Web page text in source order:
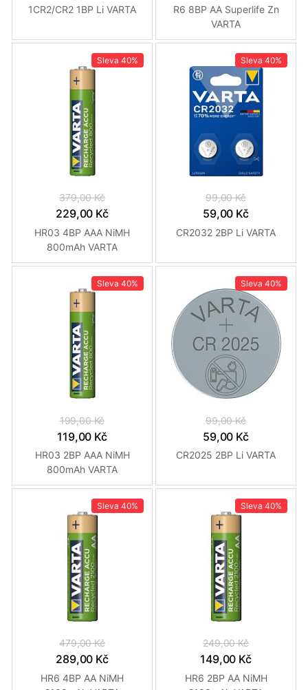
1CR2/CR2 1BP Li VARTA
R6 8BP AA Superlife Zn
VARTA
Sleva 40%
379,00 Kč
229,00 Kč
HR03 4BP AAA NiMH
800mAh VARTA
Sleva 40%
99,00 Kč
59,00 Kč
CR2032 2BP Li VARTA
Sleva 40%
199,00 Kč
119,00 Kč
HR03 2BP AAA NiMH
800mAh VARTA
Sleva 40%
99,00 Kč
59,00 Kč
CR2025 2BP Li VARTA
Sleva 40%
479,00 Kč
289,00 Kč
HR6 4BP AA NiMH
Sleva 40%
249,00 Kč
149,00 Kč
HR6 2BP AA NiMH